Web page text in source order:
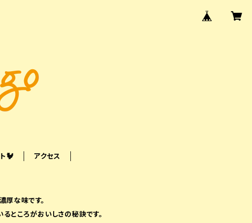
🐓 アクセス
厚な味です。
ところがおいしさの秘訣です。